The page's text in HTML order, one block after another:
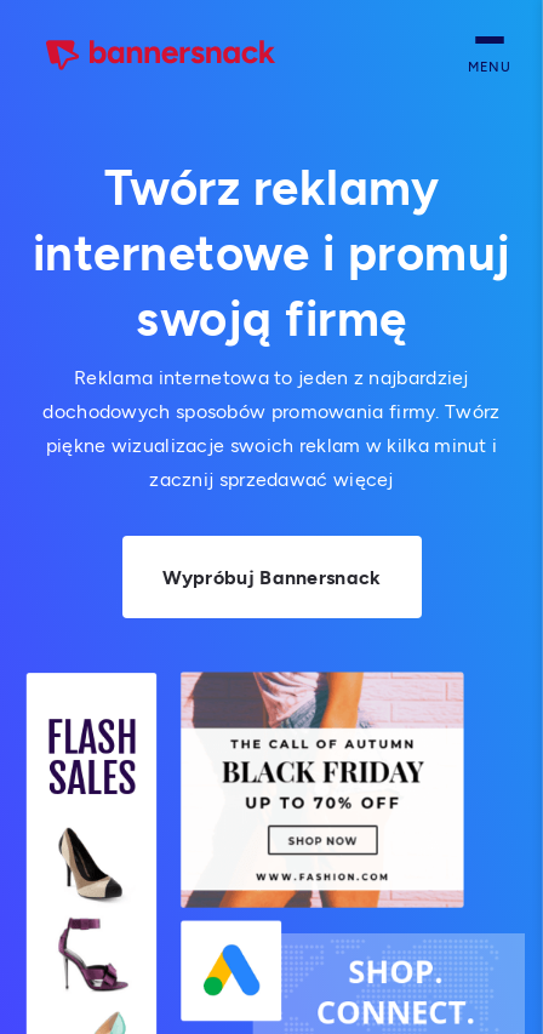
MENU
Twórz reklamy
internetowe i promuj
swoją firmę
Reklama internetowa to jeden z najbardziej
dochodowych sposobów promowania firmy. Twórz
piękne wizualizacje swoich reklam w kilka minut i
zacznij sprzedawać więcej
Wypróbuj Bannersnack